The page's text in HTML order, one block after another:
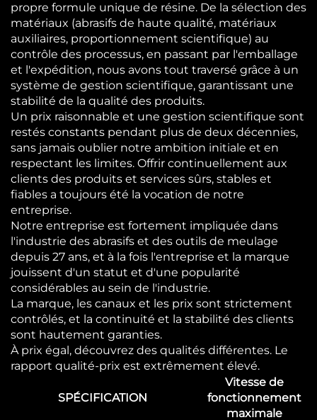
propre formule unique de résine. De la sélection des
matériaux (abrasifs de haute qualité, matériaux
auxiliaires, proportionnement scientifique) au
contrôle des processus, en passant par l'emballage
et l'expédition, nous avons tout traversé grâce à un
système de gestion scientifique, garantissant une
stabilité de la qualité des produits.
Un prix raisonnable et une gestion scientifique sont
restés constants pendant plus de deux décennies,
sans jamais oublier notre ambition initiale et en
respectant les limites. Offrir continuellement aux
clients des produits et services sûrs, stables et
fiables a toujours été la vocation de notre
entreprise.
Notre entreprise est fortement impliquée dans
l'industrie des abrasifs et des outils de meulage
depuis 27 ans, et à la fois l'entreprise et la marque
jouissent d'un statut et d'une popularité
considérables au sein de l'industrie.
La marque, les canaux et les prix sont strictement
contrôlés, et la continuité et la stabilité des clients
sont hautement garanties.
À prix égal, découvrez des qualités différentes. Le
rapport qualité-prix est extrêmement élevé.
SPÉCIFICATION
Vitesse de
fonctionnement
maximale